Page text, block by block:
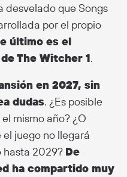
desvelado que Songs
por el propio
último es el
The Witcher 1.
en 2027, sin
dudas. ¿Es posible
mismo año? ¿O
juego no llegará
hasta 2029? De
ha compartido muy